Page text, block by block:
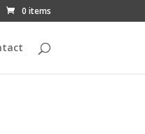
0 items